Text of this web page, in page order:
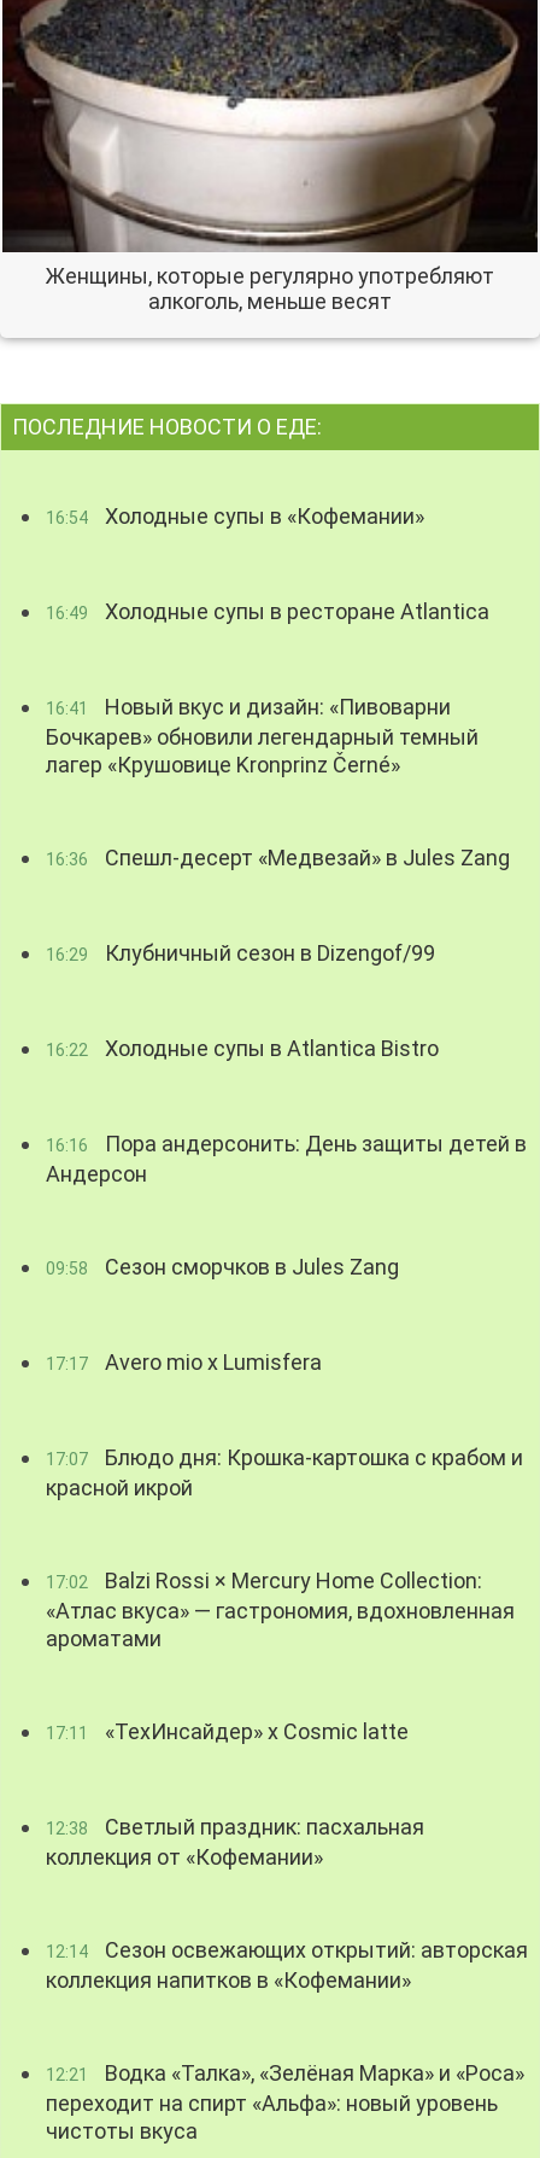
Женщины, которые регулярно употребляют
алкоголь, меньше весят
ПОСЛЕДНИЕ НОВОСТИ О ЕДЕ:
16:54 Холодные супы в «Кофемании»
16:49 Холодные супы в ресторане Atlantica
16:41
Новый вкус и дизайн: «Пивоварни
Бочкарев» обновили легендарный темный
лагер «Крушовице Kronprinz Černé»
16:36 Спешл-десерт «Медвезай» в Jules Zang
16:29 Клубничный сезон в Dizengof/99
16:22 Холодные супы в Atlantica Bistro
16:16
Пора андерсонить: День защиты детей в
Андерсон
09:58 Сезон сморчков в Jules Zang
17:17 Avero mio x Lumisfera
17:07
Блюдо дня: Крошка-картошка с крабом и
красной икрой
17:02
Balzi Rossi × Mercury Home Collection:
«Атлас вкуса» — гастрономия, вдохновленная
ароматами
17:11 «ТехИнсайдер» х Cosmic latte
12:38
Светлый праздник: пасхальная
коллекция от «Кофемании»
12:14
Сезон освежающих открытий: авторская
коллекция напитков в «Кофемании»
12:21
Водка «Талка», «Зелёная Марка» и «Роса»
переходит на спирт «Альфа»: новый уровень
чистоты вкуса